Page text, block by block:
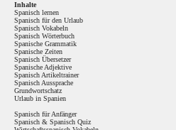
Inhalte
Spanisch lernen
Spanisch für den Urlaub
Spanisch Vokabeln
Spanisch Wörterbuch
Spanische Grammatik
Spanische Zeiten
Spanisch Übersetzer
Spanische Adjektive
Spanisch Artikeltrainer
Spanisch Aussprache
Grundwortschatz
Urlaub in Spanien
Spanisch für Anfänger
Spanisch & Spanisch Quiz